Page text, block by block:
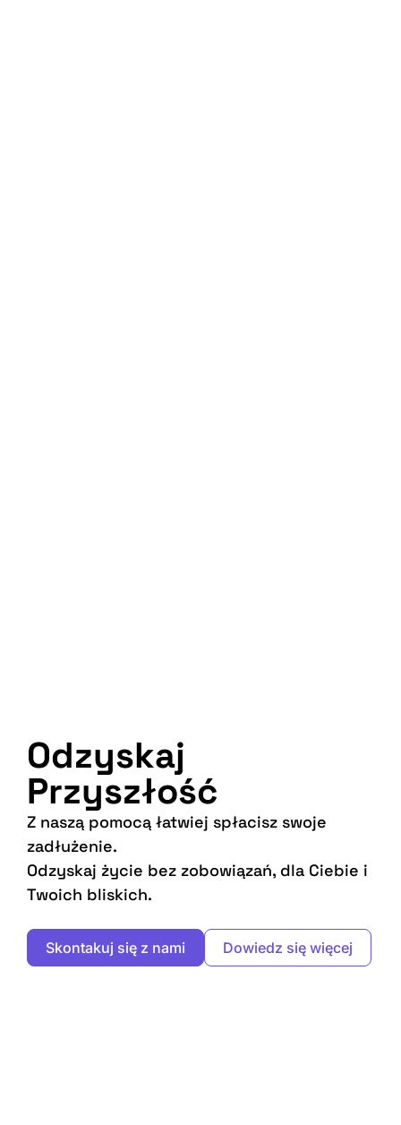
Odzyskaj
Przyszłość
Z naszą pomocą łatwiej spłacisz swoje
zadłużenie.
Odzyskaj życie bez zobowiązań, dla Ciebie i
Twoich bliskich.
Skontakuj się z nami Dowiedz się więcej